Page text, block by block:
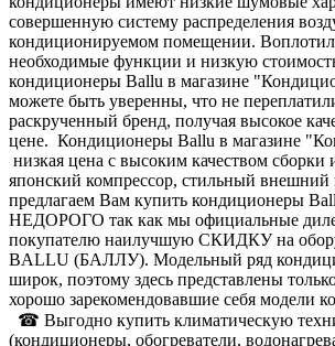
совершенную систему распределения
кондиционируемом помещении.
необходимые функции и низкую
кондиционеры Ballu в магазине
можете быть уверенны, что не
раскрученный бренд, получая высокое
цене. Кондиционеры Ballu в магазине
низкая цена с высоким качеством
японский компрессор, стильный
предлагаем Вам купить кондиционеры
НЕДОРОГО так как мы официальные
покупателю наилучшую СКИДКУ на
BALLU (БАЛЛУ). Модельный ряд
широк, поэтому здесь представлены
хорошо зарекомендовавшие себя модели
☎ Выгодно купить климатическую
(кондиционеры, обогреватели,